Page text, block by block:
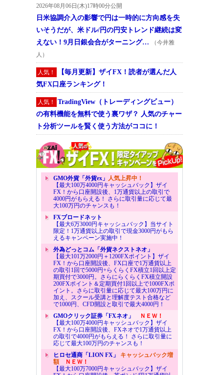
2026年08月06日(木)17時00分公開
日米協調介入の影響で円は一時的に方向感を失
いそうだが、米ドル/円の円安トレンド継続は変
えない！9月日銀会合がターニング…
（今井雅
人）
人気！
【毎月更新】ザイFX！読者が選んだ人
気FX口座ランキング！
人気！
TradingView（トレーディングビュー）
の有料機能を無料で使う裏ワザ？ 人気のチャー
ト分析ツールを賢く使う方法がココに！
GMO外貨「外貨ex」 人気上昇中！
【最大100万4000円キャッシュバック】ザイ
FX！から口座開設後、1万通貨以上の取引で
4000円がもらえる！ さらに取引量に応じて最
大100万円のチャンスも！
FXブロードネット
【最大6万3000円キャッシュバック】当サイト
限定！1万通貨以上の取引で現金3000円がもら
えるキャンペーン実施中！
外為どっとコム「外貨ネクストネオ」
【最大101万2000円＋1200FXポイント】ザイ
FX！から口座開設後、FX口座で1万通貨以上
の取引1回で5000円+らくらくFX積立1回以上定
期買付で3000円。さらにらくらくFX積立開設
200FXポイント＆定期買付1回以上で1000FXポ
イント。さらに取引量に応じて最大100万円に
加え、スクール受講と理解度テスト合格など
で1000円、CFD開設と取引で最大4000円！
GMOクリック証券「FXネオ」
ＮＥＷ！
【最大100万4000円キャッシュバック】ザイ
FX！から口座開設後、FXネオで1万通貨以上
の取引で4000円がもらえる！ さらに取引量に
応じて最大100万円のチャンスも！
ヒロセ通商「LION FX」 キャッシュバック増
額ＮＥＷ！
【最大100万7000円キャッシュバック】ザイ